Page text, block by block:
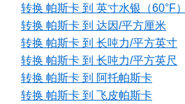
转换 帕斯卡 到 英寸水银（60°F）
转换 帕斯卡 到 达因/平方厘米
转换 帕斯卡 到 长吨力/平方英寸
转换 帕斯卡 到 长吨力/平方英尺
转换 帕斯卡 到 阿托帕斯卡
转换 帕斯卡 到 飞皮帕斯卡